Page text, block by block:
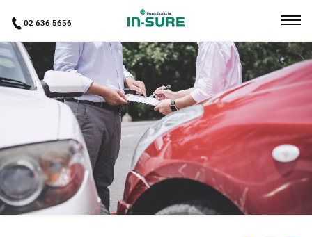
02 636 5656